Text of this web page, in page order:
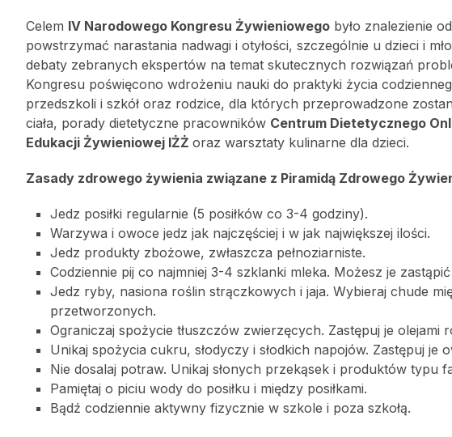
Celem IV Narodowego Kongresu Żywieniowego było znalezienie
powstrzymać narastania nadwagi i otyłości, szczególnie u dzieci i
debaty zebranych ekspertów na temat skutecznych rozwiązań
Kongresu poświęcono wdrożeniu nauki do praktyki życia
przedszkoli i szkół oraz rodzice, dla których przeprowadzone
ciała, porady dietetyczne pracowników Centrum Dietetycznego
Edukacji Żywieniowej IŻŻ oraz warsztaty kulinarne dla dzieci.
Zasady zdrowego żywienia związane z Piramidą Zdrowego
Jedz posiłki regularnie (5 posiłków co 3-4 godziny).
Warzywa i owoce jedz jak najczęściej i w jak największej ilości.
Jedz produkty zbożowe, zwłaszcza pełnoziarniste.
Codziennie pij co najmniej 3-4 szklanki mleka. Możesz je
Jedz ryby, nasiona roślin strączkowych i jaja. Wybieraj chude
przetworzonych.
Ograniczaj spożycie tłuszczów zwierzęcych. Zastępuj je olejami
Unikaj spożycia cukru, słodyczy i słodkich napojów. Zastępuj je
Nie dosalaj potraw. Unikaj słonych przekąsek i produktów typu
Pamiętaj o piciu wody do posiłku i między posiłkami.
Bądź codziennie aktywny fizycznie w szkole i poza szkołą.